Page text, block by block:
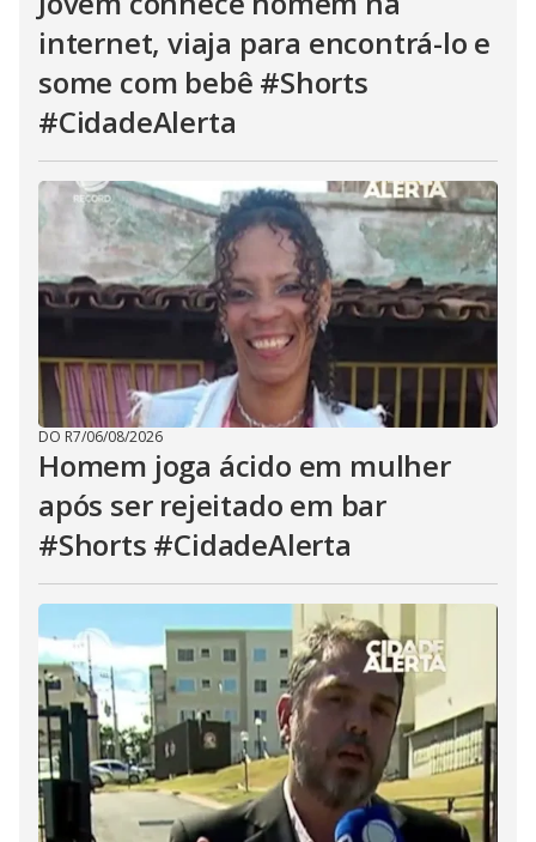
internet, viaja para encontrá-lo e
some com bebê #Shorts
#CidadeAlerta
DO R7/06/08/2026
Homem joga ácido em mulher
após ser rejeitado em bar
#Shorts #CidadeAlerta